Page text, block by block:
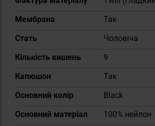
Мембрана
Так
Cтать
Чоловіча
Кількість кишень
9
Капюшон
Так
Основний колір
Black
Основний матеріал
100% нейлон